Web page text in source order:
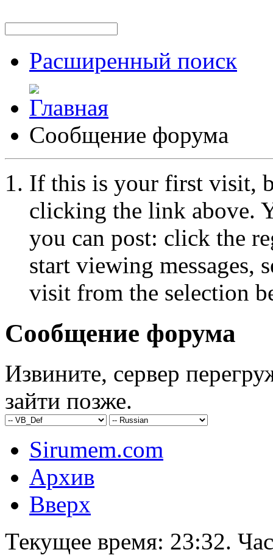
Расширенный поиск
Сообщение форума
If this is your first visit,
clicking the link above.
you can post: click the
start viewing messages,
visit from the selection
Сообщение форума
Извините, сервер
зайти позже.
Sirumem.com
Архив
Вверх
Текущее время: 23:32.